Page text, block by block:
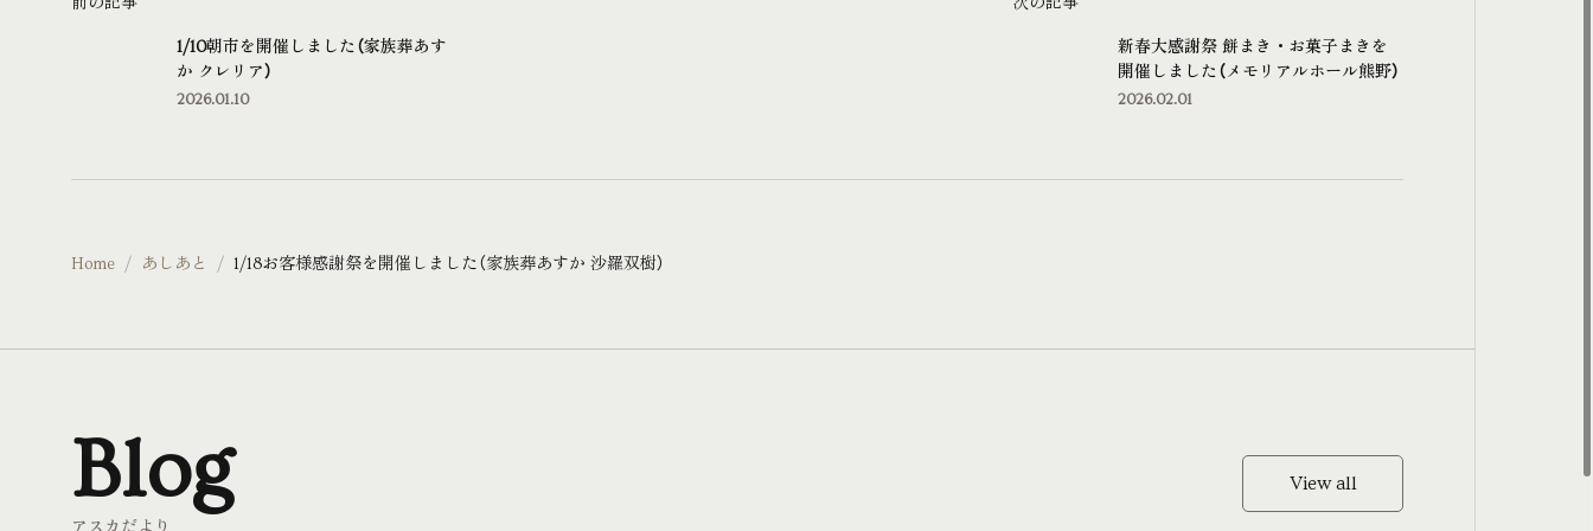
1/10朝市を開催しました（家族葬あす
か クレリア）
2026.01.10
新春大感謝祭 餅まき・お菓子まきを
開催しました（メモリアルホール熊野）
2026.02.01
Home あしあと 1/18お客様感謝祭を開催しました（家族葬あすか 沙羅双樹）
Blog
View all
View all